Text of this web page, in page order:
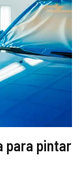
para pintar